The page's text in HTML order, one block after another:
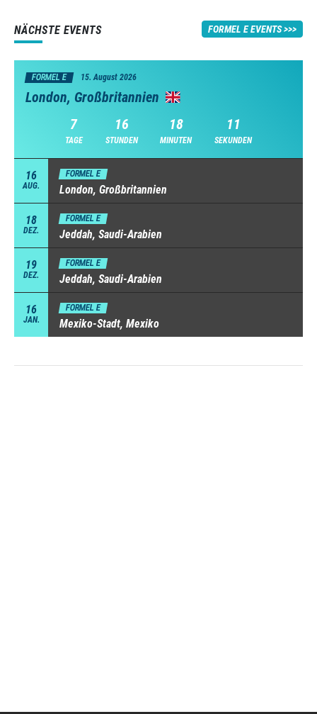
NÄCHSTE EVENTS FORMEL E EVENTS
FORMEL E 15. August 2026
London, Großbritannien
7
TAGE
16
STUNDEN
18
MINUTEN
10
SEKUNDEN
16
AUG.
FORMEL E
London, Großbritannien
18
DEZ.
FORMEL E
Jeddah, Saudi-Arabien
19
DEZ.
FORMEL E
Jeddah, Saudi-Arabien
16
JAN.
FORMEL E
Mexiko-Stadt, Mexiko